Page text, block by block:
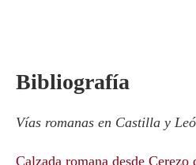
Bibliografía
Vías romanas en Castilla y
Calzada romana desde